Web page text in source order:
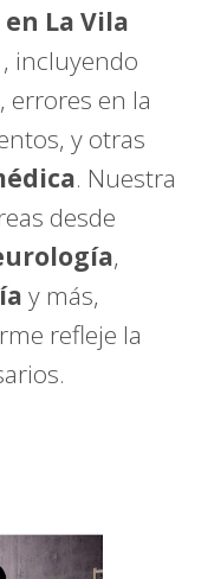
La Vila
, incluyendo
, errores en la
y otras
. Nuestra
desde
,
y más,
refleje la